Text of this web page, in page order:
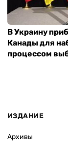
В Украину
Канады для
процессом
ИЗДАНИЕ
Архивы